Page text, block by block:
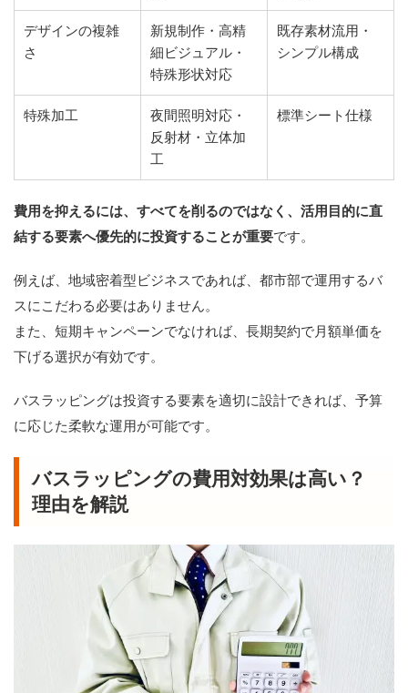
デザインの複雑
さ
新規制作・高精
細ビジュアル・
特殊形状対応
既存素材流用・
シンプル構成
特殊加工
夜間照明対応・
反射材・立体加
工
標準シート仕様
費用を抑えるには、すべてを削るのではなく、活用目的に直
結する要素へ優先的に投資することが重要です。
例えば、地域密着型ビジネスであれば、都市部で運用するバ
スにこだわる必要はありません。
また、短期キャンペーンでなければ、長期契約で月額単価を
下げる選択が有効です。
バスラッピングは投資する要素を適切に設計できれば、予算
に応じた柔軟な運用が可能です。
バスラッピングの費用対効果は高い？
理由を解説